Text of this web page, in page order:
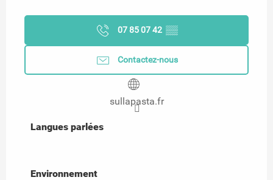
07 85 07 42 ▒▒
Contactez-nous
sullapasta.fr
Langues parlées
Langues parlées
Environnement
Environnement